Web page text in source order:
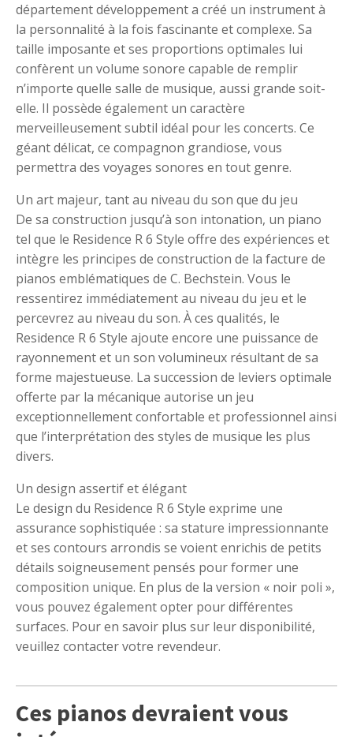
département développement a créé un instrument à
la personnalité à la fois fascinante et complexe. Sa
taille imposante et ses proportions optimales lui
confèrent un volume sonore capable de remplir
n’importe quelle salle de musique, aussi grande soit-
elle. Il possède également un caractère
merveilleusement subtil idéal pour les concerts. Ce
géant délicat, ce compagnon grandiose, vous
permettra des voyages sonores en tout genre.
Un art majeur, tant au niveau du son que du jeu
De sa construction jusqu’à son intonation, un piano
tel que le Residence R 6 Style offre des expériences et
intègre les principes de construction de la facture de
pianos emblématiques de C. Bechstein. Vous le
ressentirez immédiatement au niveau du jeu et le
percevrez au niveau du son. À ces qualités, le
Residence R 6 Style ajoute encore une puissance de
rayonnement et un son volumineux résultant de sa
forme majestueuse. La succession de leviers optimale
offerte par la mécanique autorise un jeu
exceptionnellement confortable et professionnel ainsi
que l’interprétation des styles de musique les plus
divers.
Un design assertif et élégant
Le design du Residence R 6 Style exprime une
assurance sophistiquée : sa stature impressionnante
et ses contours arrondis se voient enrichis de petits
détails soigneusement pensés pour former une
composition unique. En plus de la version « noir poli »,
vous pouvez également opter pour différentes
surfaces. Pour en savoir plus sur leur disponibilité,
veuillez contacter votre revendeur.
Ces pianos devraient vous